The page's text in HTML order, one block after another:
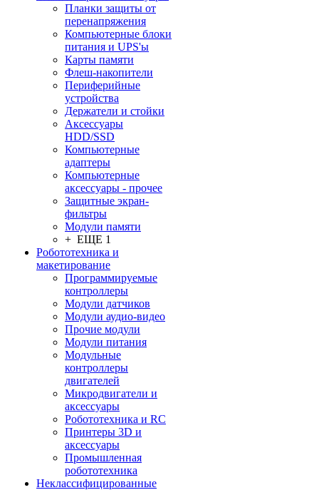
Планки защиты от
перенапряжения
Компьютерные блоки
питания и UPS'ы
Карты памяти
Флеш-накопители
Периферийные
устройства
Держатели и стойки
Аксессуары
HDD/SSD
Компьютерные
адаптеры
Компьютерные
аксессуары - прочее
Защитные экран-
фильтры
Модули памяти
+ ЕЩЕ 1
Робототехника и
макетирование
Программируемые
контроллеры
Модули датчиков
Модули аудио-видео
Прочие модули
Модули питания
Модульные
контроллеры
двигателей
Микродвигатели и
аксессуары
Робототехника и RC
Принтеры 3D и
аксессуары
Промышленная
робототехника
Неклассифицированные